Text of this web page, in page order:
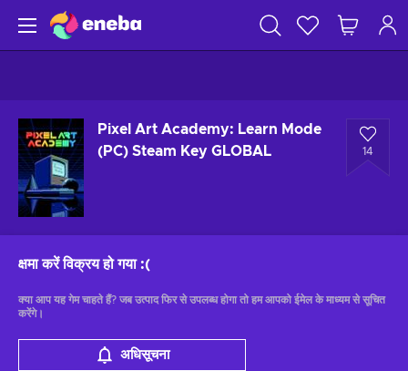
Pixel Art Academy: Learn Mode
(PC) Steam Key GLOBAL
14
क्षमा करें विक्रय हो गया :(
क्या आप यह गेम चाहते हैं? जब उत्पाद फिर से उपलब्ध होगा तो हम आपको ईमेल के माध्यम से सूचित
करेंगे।
अधिसूचना